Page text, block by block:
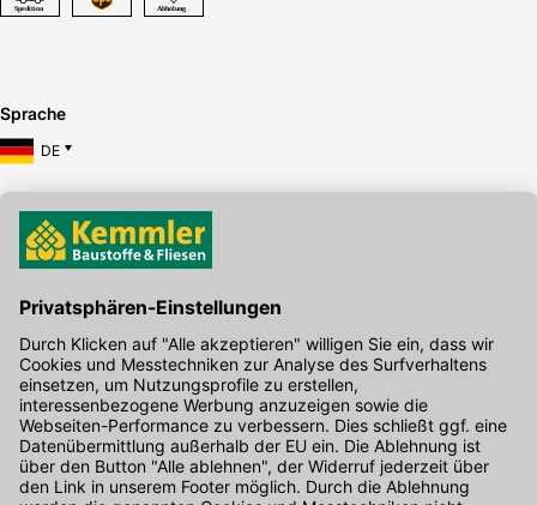
Sprache
DE
Hier gibt's die kostenlose App
Kontakt
Unser Onlineshop Team ist montags bis freitags von 08:00 - 17:00
Uhr unter der Telefonnummer07071 / 151-151 für Sie erreichbar.